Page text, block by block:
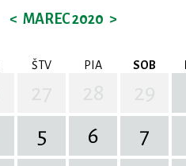
< MAREC 2020 >
ŠTV PIA SOB
5 6 7